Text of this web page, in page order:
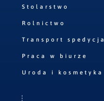
Stolarstwo
Rolnictwo
Transport spedycja
Praca w biurze
Uroda i kosmetyka